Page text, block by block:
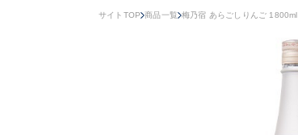
サイトTOP 商品一覧 梅乃宿 あらごしりんご 1800ml